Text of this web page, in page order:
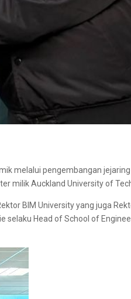
melalui pengembangan
milik Auckland University of
BIM University yang juga
selaku Head of School of